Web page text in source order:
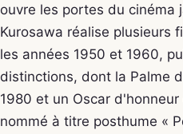
ouvre les portes du cinéma
Kurosawa réalise plusieurs
les années 1950 et 1960,
distinctions, dont la Palme
1980 et un Oscar
nommé à titre posthume «